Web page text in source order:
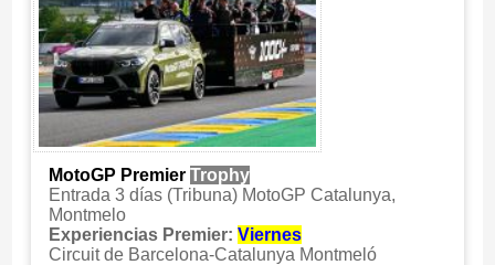
MotoGP Premier Trophy
Entrada 3 días (Tribuna) MotoGP Catalunya,
Montmelo
Experiencias Premier: Viernes
Circuit de Barcelona-Catalunya Montmeló